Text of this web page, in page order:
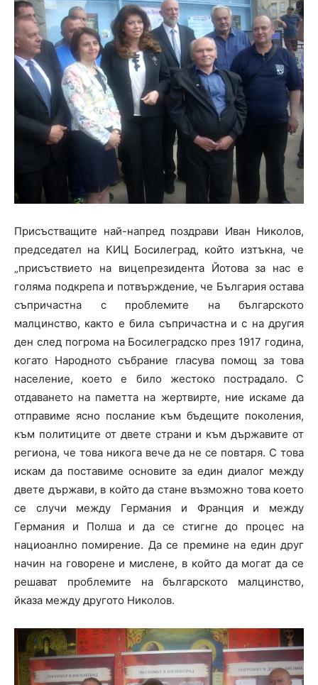
Присъстващите най-напред поздрави Иван Николов,
председател на КИЦ Босилеград, който изтъкна, че
„присъствието на вицепрезидента Йотова за нас е
голяма подкрепа и потвърждение, че България остава
съпричастна с проблемите на българското
малцинство, както е била съпричастна и с на другия
ден след погрома на Босилеградско през 1917 година,
когато Народното събрание гласува помощ за това
население, което е било жестоко пострадало. С
отдаването на паметта на жертвирте, ние искаме да
отправиме ясно послание към бъдещите поколения,
към политиците от двете страни и към държавите от
региона, че това никога вече да не се повтаря. С това
искам да поставиме основите за един диалог между
двете държави, в който да стане възможно това което
се случи между Германия и Франция и между
Германия и Полша и да се стигне до процес на
нациоанлно помирение. Да се премине на един друг
начин на говорене и мислене, в който да могат да се
решават проблемите на българското малцинство,
йказа между другото Николов.